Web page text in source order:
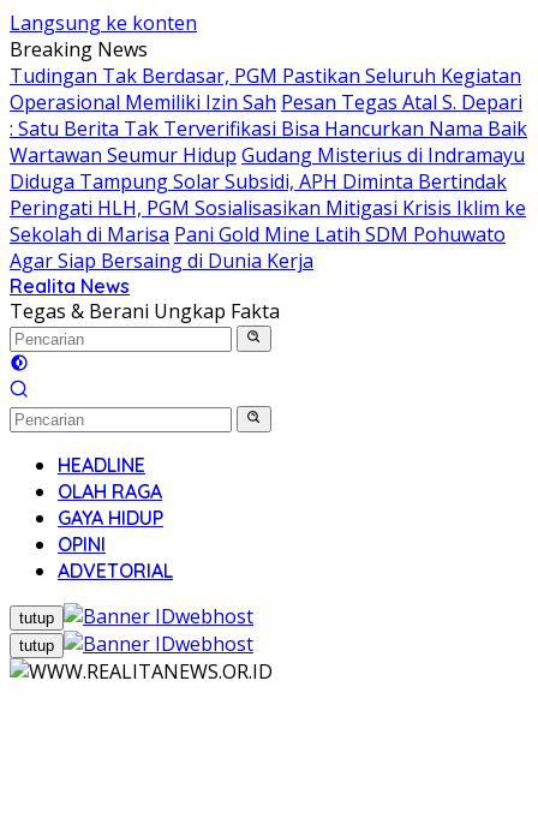
Langsung ke konten
Breaking News
Tudingan Tak Berdasar, PGM Pastikan Seluruh Kegiatan
Operasional Memiliki Izin Sah Pesan Tegas Atal S. Depari
: Satu Berita Tak Terverifikasi Bisa Hancurkan Nama Baik
Wartawan Seumur Hidup Gudang Misterius di Indramayu
Diduga Tampung Solar Subsidi, APH Diminta Bertindak
Peringati HLH, PGM Sosialisasikan Mitigasi Krisis Iklim ke
Sekolah di Marisa Pani Gold Mine Latih SDM Pohuwato
Agar Siap Bersaing di Dunia Kerja
Realita News
Tegas & Berani Ungkap Fakta
HEADLINE
OLAH RAGA
GAYA HIDUP
OPINI
ADVETORIAL
tutup
tutup